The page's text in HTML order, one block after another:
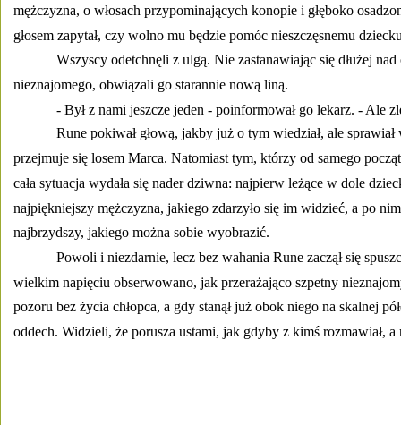
mężczyzna, o włosach przypominających konopie i głęboko
głosem zapytał, czy wolno mu będzie pomóc nieszczęsnemu
Wszyscy odetchnęli z ulgą. Nie zastanawiając się dłużej
nieznajomego, obwiązali go starannie nową liną.
- Był z nami jeszcze jeden - poinformował go lekarz. - Ale
Rune pokiwał głową, jakby już o tym wiedział, ale
przejmuje się losem Marca. Natomiast tym, którzy od samego
cała sytuacja wydała się nader dziwna: najpierw leżące w dole
najpiękniejszy mężczyzna, jakiego zdarzyło się im widzieć, a po
najbrzydszy, jakiego można sobie wyobrazić.
Powoli i niezdarnie, lecz bez wahania Rune zaczął się
wielkim napięciu obserwowano, jak przerażająco szpetny
pozoru bez życia chłopca, a gdy stanął już obok niego na skalnej
oddech. Widzieli, że porusza ustami, jak gdyby z kimś rozmawiał, a